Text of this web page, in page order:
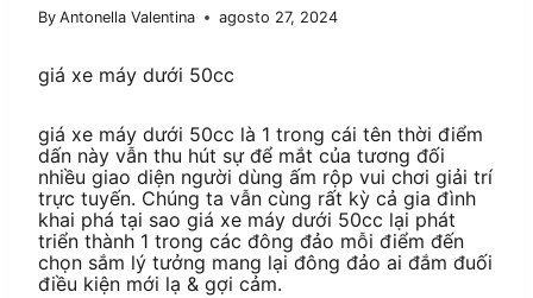
By Antonella Valentina agosto 27, 2024
giá xe máy dưới 50cc
giá xe máy dưới 50cc là 1 trong cái tên thời điểm
dấn này vẫn thu hút sự để mắt của tương đối
nhiều giao diện người dùng ấm rộp vui chơi giải trí
trực tuyến. Chúng ta vẫn cùng rất kỳ cả gia đình
khai phá tại sao giá xe máy dưới 50cc lại phát
triển thành 1 trong các đông đảo mỗi điểm đến
chọn sắm lý tưởng mang lại đông đảo ai đắm đuối
điều kiện mới lạ & gợi cảm.